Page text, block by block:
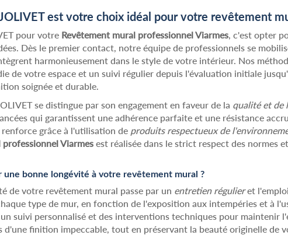
est votre choix idéal pour votre revêtement
pour votre Revêtement mural professionnel Viarmes, c'est opter
Dès le premier contact, notre équipe de professionnels se
harmonieusement dans le style de votre intérieur. Nos
de votre espace et un suivi régulier depuis l'évaluation initiale
soignée et durable.
se distingue par son engagement en faveur de la qualité et de
qui garantissent une adhérence parfaite et une résistance
grâce à l'utilisation de produits respectueux de
professionnel Viarmes est réalisée dans le strict respect des normes
une bonne longévité à votre revêtement mural ?
de votre revêtement mural passe par un entretien régulieret
type de mur, en fonction de l'exposition aux intempéries et à
suivi personnalisé et des interventions techniques pour maintenir
finition impeccable, tout en préservant la beauté originelle de